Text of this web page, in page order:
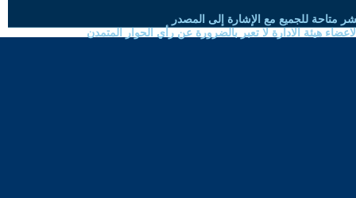
متاحة للجميع مع الإشارة إلى المصدر
هيئة الادارة لا تعبر بالضرورة عن رأي الحوار المتمدن